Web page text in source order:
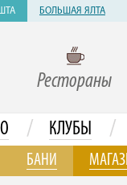
БОЛЬШАЯ ЯЛТА
Рестораны
/ КЛУБЫ /
БАНИ